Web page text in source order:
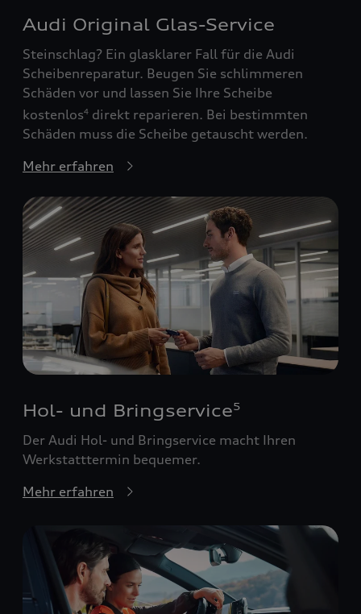
Audi Original Glas-Service
Steinschlag? Ein glasklarer Fall für die Audi
Scheibenreparatur. Beugen Sie schlimmeren
Schäden vor und lassen Sie Ihre Scheibe
kostenlos4 direkt reparieren. Bei bestimmten
Schäden muss die Scheibe getauscht werden.
Mehr erfahren
Hol- und Bringservice5
Der Audi Hol- und Bringservice macht Ihren
Werkstatttermin bequemer.
Mehr erfahren